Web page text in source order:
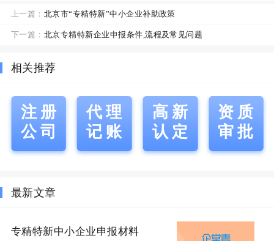
上一篇： 北京市“专精特新”中小企业补助政策
下一篇： 北京专精特新企业申报条件,流程及常见问题
相关推荐
注册
公司
代理
记账
高新
认定
资质
审批
最新文章
专精特新中小企业申报材料